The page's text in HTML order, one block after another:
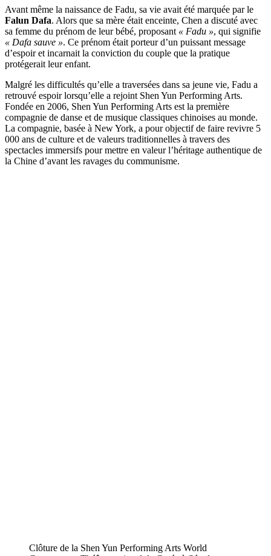
Avant même la naissance de Fadu, sa vie avait été marquée par le
Falun Dafa. Alors que sa mère était enceinte, Chen a discuté avec
sa femme du prénom de leur bébé, proposant « Fadu », qui signifie
« Dafa sauve ». Ce prénom était porteur d’un puissant message
d’espoir et incarnait la conviction du couple que la pratique
protégerait leur enfant.
Malgré les difficultés qu’elle a traversées dans sa jeune vie, Fadu a
retrouvé espoir lorsqu’elle a rejoint Shen Yun Performing Arts.
Fondée en 2006, Shen Yun Performing Arts est la première
compagnie de danse et de musique classiques chinoises au monde.
La compagnie, basée à New York, a pour objectif de faire revivre 5
000 ans de culture et de valeurs traditionnelles à travers des
spectacles immersifs pour mettre en valeur l’héritage authentique de
la Chine d’avant les ravages du communisme.
Clôture de la Shen Yun Performing Arts World